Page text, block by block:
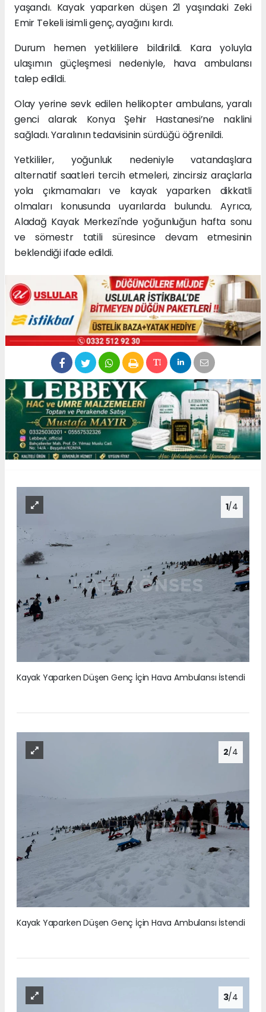
yaşandı. Kayak yaparken düşen 21 yaşındaki Zeki
Emir Tekeli isimli genç, ayağını kırdı.
Durum hemen yetkililere bildirildi. Kara yoluyla
ulaşımın güçleşmesi nedeniyle, hava ambulansı
talep edildi.
Olay yerine sevk edilen helikopter ambulans, yaralı
genci alarak Konya Şehir Hastanesi’ne naklini
sağladı. Yaralının tedavisinin sürdüğü öğrenildi.
Yetkililer, yoğunluk nedeniyle vatandaşlara
alternatif saatleri tercih etmeleri, zincirsiz araçlarla
yola çıkmamaları ve kayak yaparken dikkatli
olmaları konusunda uyarılarda bulundu. Ayrıca,
Aladağ Kayak Merkezi'nde yoğunluğun hafta sonu
ve sömestr tatili süresince devam etmesinin
beklendiği ifade edildi.
1/4
Kayak Yaparken Düşen Genç İçin Hava Ambulansı İstendi
2/4
Kayak Yaparken Düşen Genç İçin Hava Ambulansı İstendi
3/4